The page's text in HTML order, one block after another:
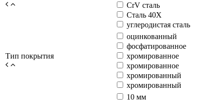
CrV сталь
Сталь 40Х
углеродистая сталь
Тип покрытия
оцинкованный
фосфатированное
хромированное
хромированное
хромированный
хромированный
10 мм